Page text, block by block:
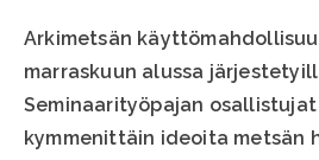
Arkimetsän
marraskuun alussa
Seminaarityöpajan
kymmenittäin ideoita metsän